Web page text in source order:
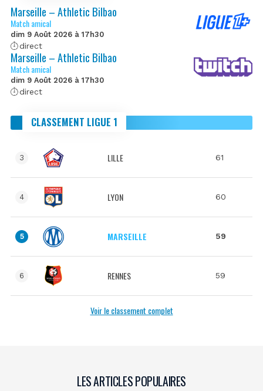
Marseille – Athletic Bilbao
Match amical
dim 9 Août 2026 à 17h30
direct
Marseille – Athletic Bilbao
Match amical
dim 9 Août 2026 à 17h30
direct
CLASSEMENT LIGUE 1
3 LILLE 61
4 LYON 60
5 MARSEILLE 59
6 RENNES 59
Voir le classement complet
LES ARTICLES POPULAIRES